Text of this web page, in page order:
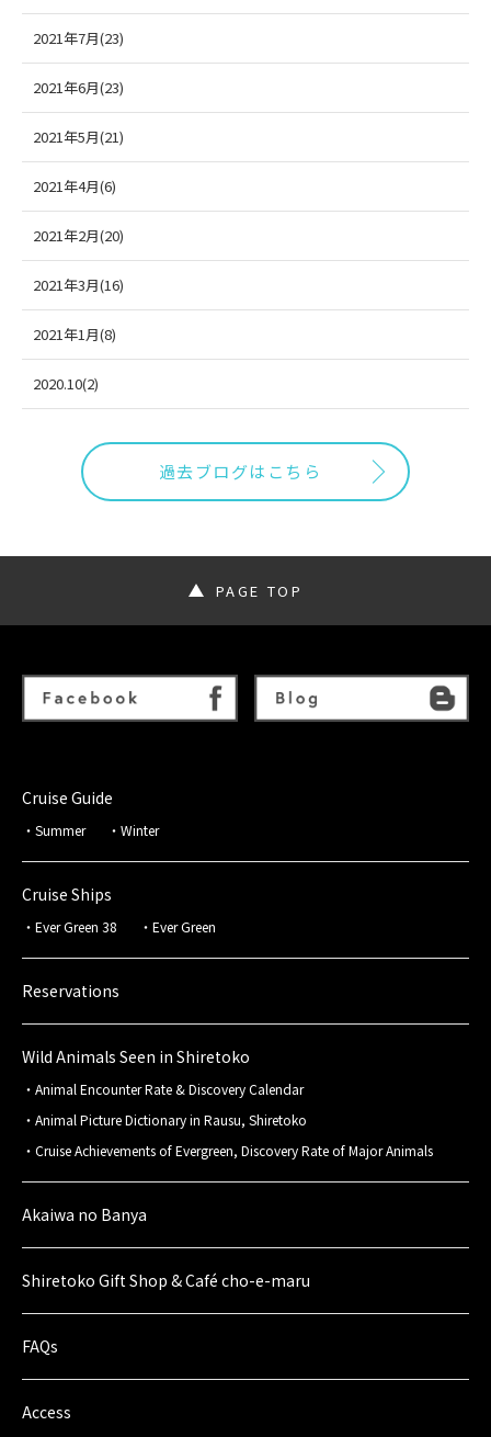
2021年7月(23)
2021年6月(23)
2021年5月(21)
2021年4月(6)
2021年2月(20)
2021年3月(16)
2021年1月(8)
2020.10(2)
過去ブログはこちら
PAGE TOP
Cruise Guide
Summer Winter
Cruise Ships
Ever Green 38 Ever Green
Reservations
Wild Animals Seen in Shiretoko
Animal Encounter Rate & Discovery Calendar
Animal Picture Dictionary in Rausu, Shiretoko
Cruise Achievements of Evergreen, Discovery Rate of Major Animals
Akaiwa no Banya
Shiretoko Gift Shop & Café cho-e-maru
FAQs
Access